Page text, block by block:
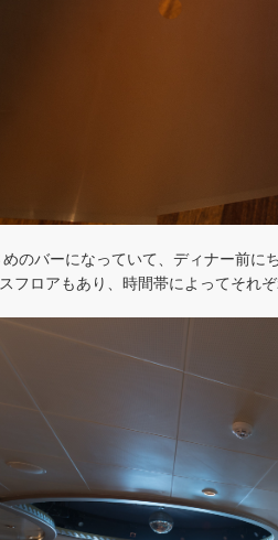
のバーになっていて、 ディナー前に
フロアもあり、 時間帯によってそれ